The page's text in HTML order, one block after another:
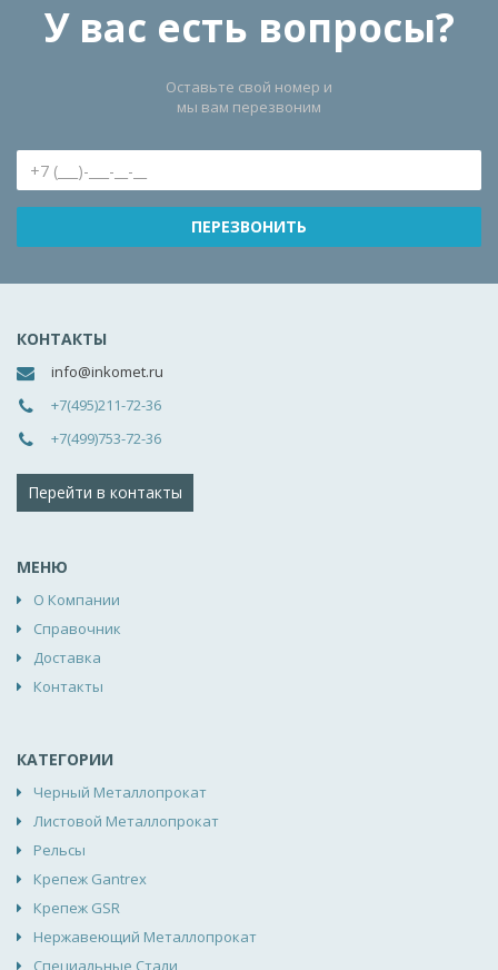
У вас есть вопросы?
Оставьте свой номер и
мы вам перезвоним
КОНТАКТЫ
info@inkomet.ru
+7(495)211-72-36
+7(499)753-72-36
Перейти в контакты
МЕНЮ
О Компании
Справочник
Доставка
Контакты
КАТЕГОРИИ
Черный Металлопрокат
Листовой Металлопрокат
Рельсы
Крепеж Gantrex
Крепеж GSR
Нержавеющий Металлопрокат
Специальные Стали